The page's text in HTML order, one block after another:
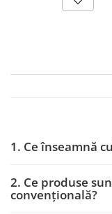
Insecticide
Tratament semințe
Erbicide
PLANTE AROMATICE
Fertilizanți foliari
Fungicide
Insecticide
1. Ce înseamnă
2. Ce produse
convențională?